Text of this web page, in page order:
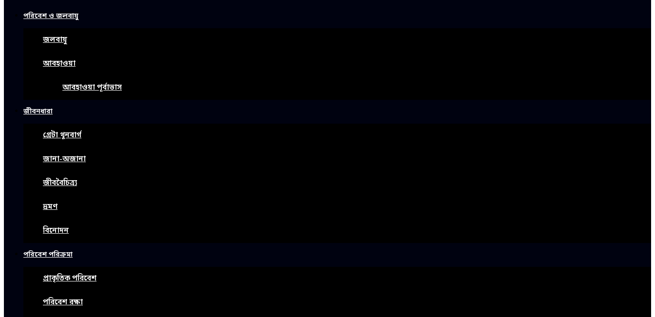
পরিবেশ ও জলবায়ু
জলবায়ু
আবহাওয়া
আবহাওয়া পূর্বাভাস
জীবনধারা
গ্রেটা থুনবার্গ
জানা-অজানা
জীববৈচিত্র্য
ভ্রমণ
বিনোদন
পরিবেশ পরিক্রমা
প্রাকৃতিক পরিবেশ
পরিবেশ রক্ষা